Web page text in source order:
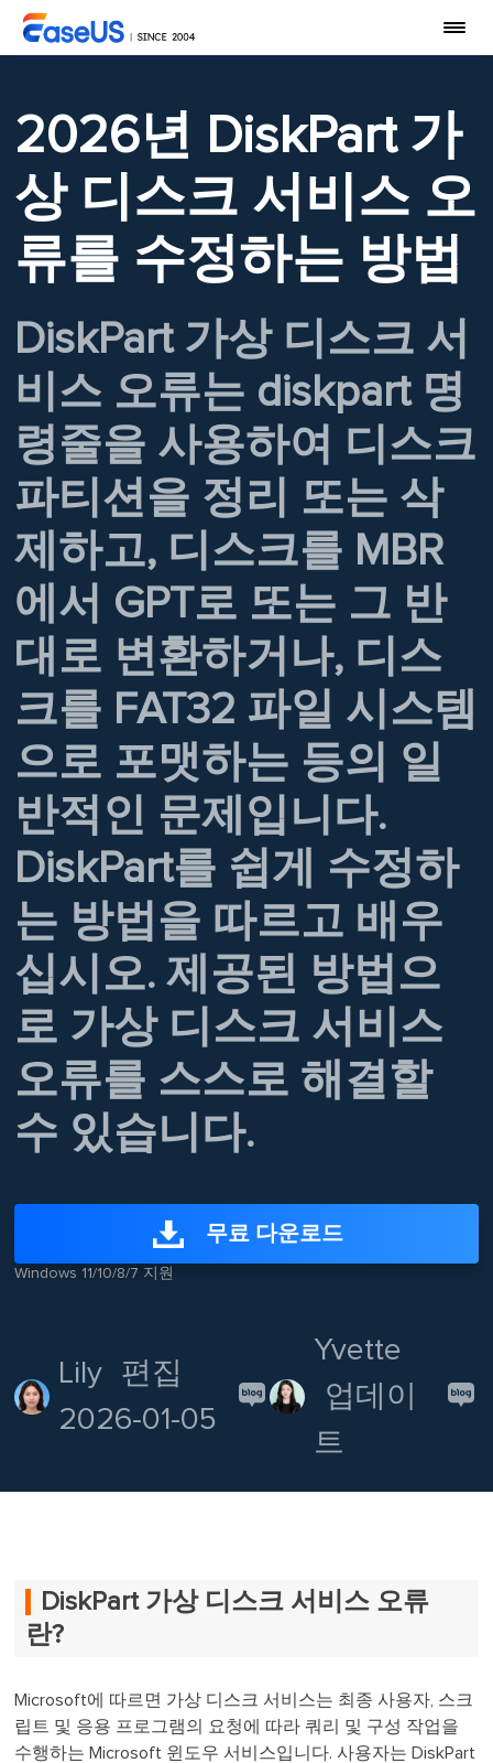
2026년 DiskPart 가
상 디스크 서비스 오
류를 수정하는 방법
DiskPart 가상 디스크 서
비스 오류는 diskpart 명
령줄을 사용하여 디스크
파티션을 정리 또는 삭
제하고, 디스크를 MBR
에서 GPT로 또는 그 반
대로 변환하거나, 디스
크를 FAT32 파일 시스템
으로 포맷하는 등의 일
반적인 문제입니다.
DiskPart를 쉽게 수정하
는 방법을 따르고 배우
십시오. 제공된 방법으
로 가상 디스크 서비스
오류를 스스로 해결할
수 있습니다.
무료 다운로드
Windows 11/10/8/7 지원
Lily
편집
2026-01-05
Yvette
업데이
트
DiskPart 가상 디스크 서비스 오류
란?
Microsoft에 따르면 가상 디스크 서비스는 최종 사용자, 스크
립트 및 응용 프로그램의 요청에 따라 쿼리 및 구성 작업을
수행하는 Microsoft 윈도우 서비스입니다. 사용자는 DiskPart